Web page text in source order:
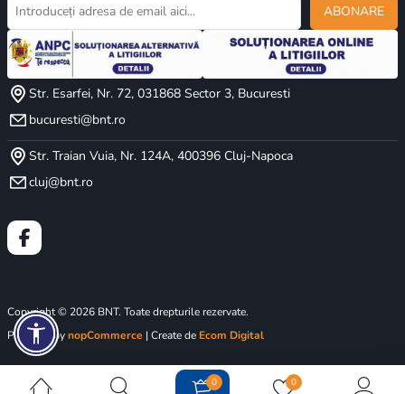
0
0
ABONARE
Str. Esarfei, Nr. 72, 031868 Sector 3, Bucuresti
bucuresti@bnt.ro
Str. Traian Vuia, Nr. 124A, 400396 Cluj-Napoca
cluj@bnt.ro
Copyright © 2026 BNT. Toate drepturile rezervate.
Powered bynopCommerce | Create de Ecom Digital